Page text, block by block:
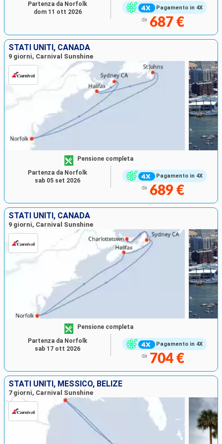
Pagamento in 4X
da 687 €
Partenza da Norfolk
dom 11 ott 2026
STATI UNITI, CANADA
9 giorni, Carnival Sunshine
Pagamento in 4X
Pensione completa
da 689 €
Partenza da Norfolk
sab 05 set 2026
STATI UNITI, CANADA
9 giorni, Carnival Sunshine
Pagamento in 4X
Pensione completa
da 704 €
Partenza da Norfolk
sab 17 ott 2026
STATI UNITI, MESSICO, BELIZE
7 giorni, Carnival Sunshine